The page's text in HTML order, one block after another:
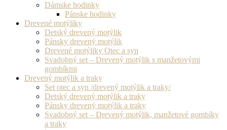
Dámske hodinky
Pánske hodinky
Drevené motýliky
Detský drevený motýlik
Pánsky drevený motýlik
Drevené motýliky Otec a syn
Svadobný set – Drevený motýlik s manžetovými
gombíkmi
Drevený motýlik a traky
Set otec a syn /drevený motýlik a traky/
Detský drevený motýlik a traky
Pánsky drevený motýlik a traky
Svadobný set – Drevený motýlik, manžetové gombíky
a traky